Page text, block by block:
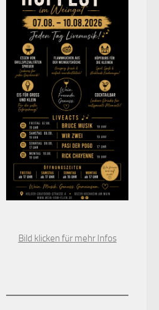
Bild klicken für mehr Infos